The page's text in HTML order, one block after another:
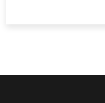
وتقدم للعملاء أقوى